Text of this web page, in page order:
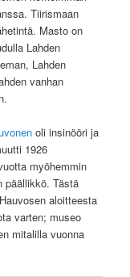
Tiirismaan
Masto on
Lahden
Lahden
vanhan
oli insinööri ja
1926
myöhemmin
päällikkö. Tästä
aloitteesta
varten; museo
mitalilla vuonna